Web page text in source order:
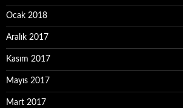
Ocak 2018
Aralık 2017
Kasım 2017
Mayıs 2017
Mart 2017